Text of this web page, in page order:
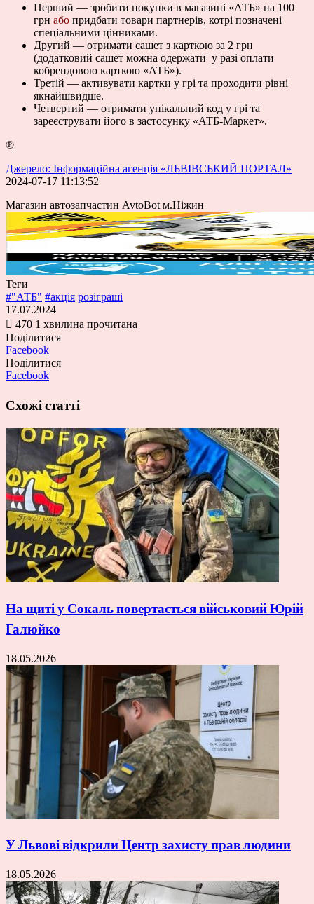
Перший — зробити покупки в магазині «АТБ» на 100
грн або придбати товари партнерів, котрі позначені
спеціальними цінниками.
Другий — отримати сашет з карткою за 2 грн
(додатковий сашет можна одержати у разі оплати
кобрендовою карткою «АТБ»).
Третій — активувати картки у грі та проходити рівні
якнайшвидше.
Четвертий — отримати унікальний код у грі та
зареєструвати його в застосунку «АТБ-Маркет».
℗
Джерело: Інформаційна агенція «ЛЬВІВСЬКИЙ ПОРТАЛ»
2024-07-17 11:13:52
Магазин автозапчастин AvtoBot м.Ніжин
Теги
#"АТБ" #акція розіграші
17.07.2024
470 1 хвилина прочитана
Поділитися
Facebook
Поділитися
Facebook
Схожі статті
На щиті у Сокаль повертається військовий Юрій
Галюйко
18.05.2026
У Львові відкрили Центр захисту прав людини
18.05.2026